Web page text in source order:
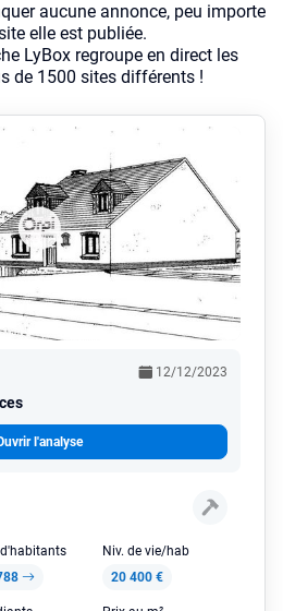
aucune annonce, peu importe
elle est publiée.
LyBox regroupe en direct les
de 1500 sites différents !
12/12/2023
l'analyse
d'habitants
Niv. de vie/hab
20 400 €